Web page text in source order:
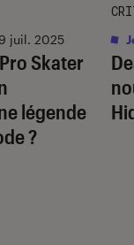
Skater
légende
?
juil. 2025